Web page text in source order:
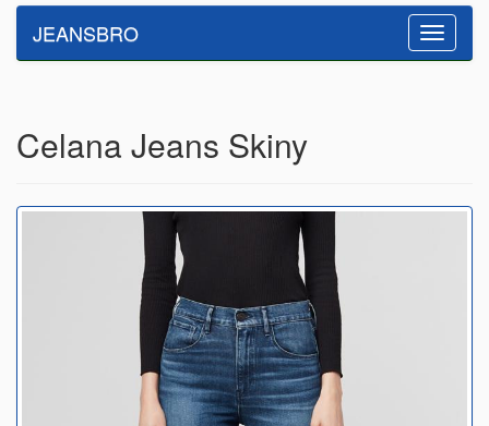
Toggle
JEANSBRO
Celana Jeans Skiny